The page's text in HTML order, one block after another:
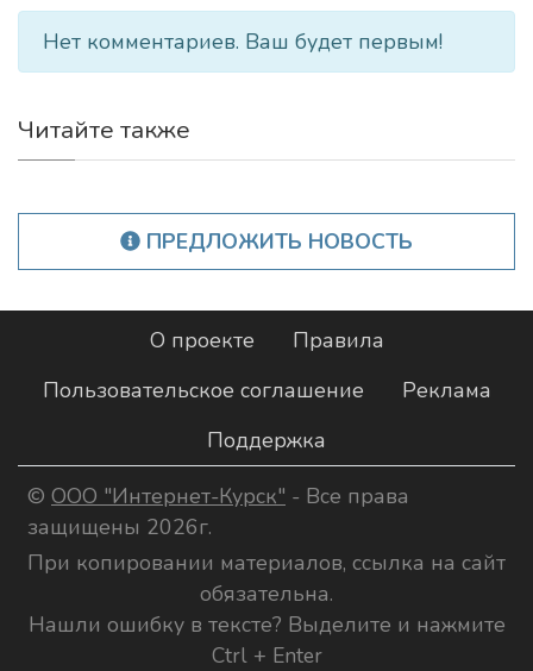
Нет комментариев. Ваш будет первым!
Читайте также
ПРЕДЛОЖИТЬ НОВОСТЬ
О проекте
Правила
Пользовательское соглашение
Реклама
Поддержка
© ООО "Интернет-Курск" - Все права
защищены 2026г.
При копировании материалов, ссылка на сайт
обязательна.
Нашли ошибку в тексте? Выделите и нажмите
Ctrl + Enter